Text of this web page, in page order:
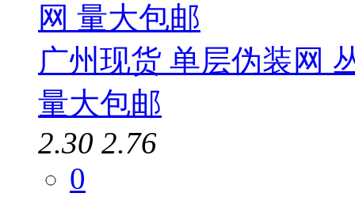
广州现货 单层伪装网
量大包邮
2.30 2.76
0